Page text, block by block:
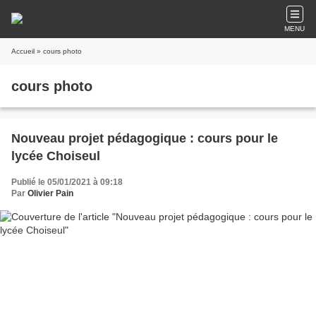
MENU
Accueil » cours photo
cours photo
Nouveau projet pédagogique : cours pour le
lycée Choiseul
Publié le 05/01/2021 à 09:18
Par Olivier Pain